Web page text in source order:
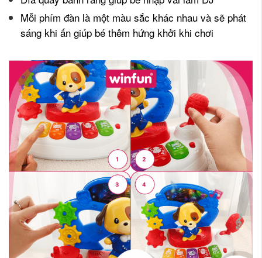
Mỗi phím đàn là một màu sắc khác nhau và sẽ phát
sáng khi ấn giúp bé thêm hứng khởi khi chơi